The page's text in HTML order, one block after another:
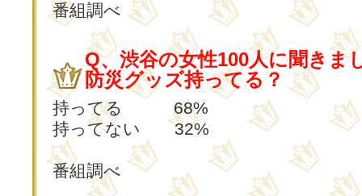
番組調べ
Q、渋谷の女性100人に聞きま
防災グッズ持ってる？
持ってる 68%
持ってない 32%
番組調べ